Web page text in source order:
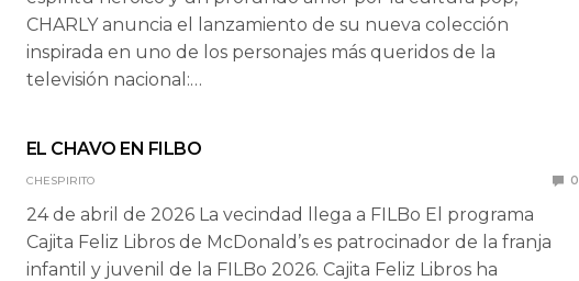
CHARLY anuncia el lanzamiento de su nueva colección
inspirada en uno de los personajes más queridos de la
televisión nacional:…
EL CHAVO EN FILBO
CHESPIRITO 0
24 de abril de 2026 La vecindad llega a FILBo El programa
Cajita Feliz Libros de McDonald’s es patrocinador de la franja
infantil y juvenil de la FILBo 2026. Cajita Feliz Libros ha